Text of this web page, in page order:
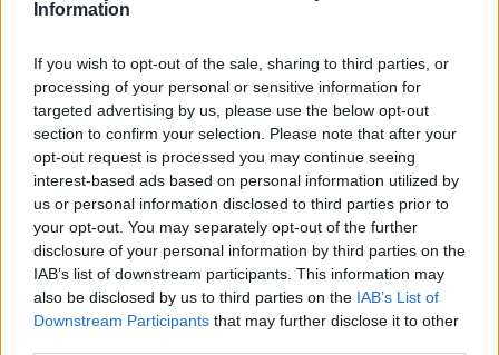
Information
If you wish to opt-out of the sale, sharing to third parties, or
processing of your personal or sensitive information for
targeted advertising by us, please use the below opt-out
section to confirm your selection. Please note that after your
opt-out request is processed you may continue seeing
interest-based ads based on personal information utilized by
us or personal information disclosed to third parties prior to
your opt-out. You may separately opt-out of the further
disclosure of your personal information by third parties on the
IAB’s list of downstream participants. This information may
also be disclosed by us to third parties on the IAB’s List of
Downstream Participants that may further disclose it to other
geographically through our
mapping system
(mapping guide availablehere). At the moment
some entries onCofleinare fuller than others, and
we are constantly working to improve the website,
often with the help of public feedback.
The RCAHMW is also involved in the production of
several other resources, such asJourney to the Past
an exploration of Wales in historic travel writing from
France and Germany in partnership with Bangor
University and the University of Wales Centre for